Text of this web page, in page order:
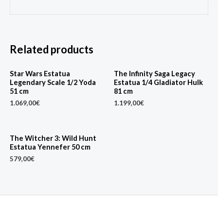
Related products
Star Wars Estatua
Legendary Scale 1/2 Yoda
51 cm
1.069,00€
The Infinity Saga Legacy
Estatua 1/4 Gladiator Hulk
81 cm
1.199,00€
The Witcher 3: Wild Hunt
Estatua Yennefer 50 cm
579,00€